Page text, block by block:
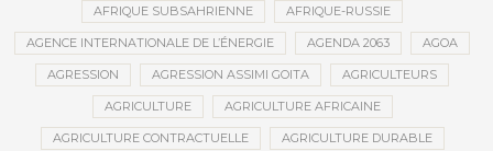
AFRIQUE SUBSAHRIENNE AFRIQUE-RUSSIE
AGENCE INTERNATIONALE DE L’ÉNERGIE AGENDA 2063 AGOA
AGRESSION AGRESSION ASSIMI GOITA AGRICULTEURS
AGRICULTURE AGRICULTURE AFRICAINE
AGRICULTURE CONTRACTUELLE AGRICULTURE DURABLE